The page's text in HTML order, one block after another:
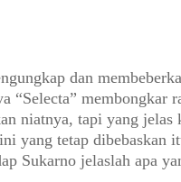
dan
membongkar
niatnya, tapi yang
yang tetap dibebaskan
Sukarno jelaslah apa